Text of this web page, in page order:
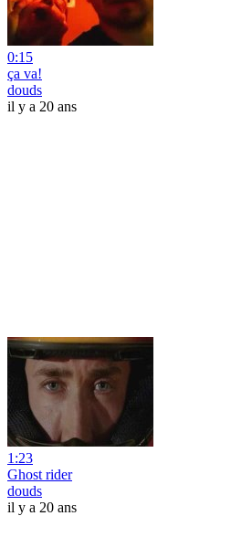
0:15
ça va!
douds
il y a 20 ans
1:23
Ghost rider
douds
il y a 20 ans